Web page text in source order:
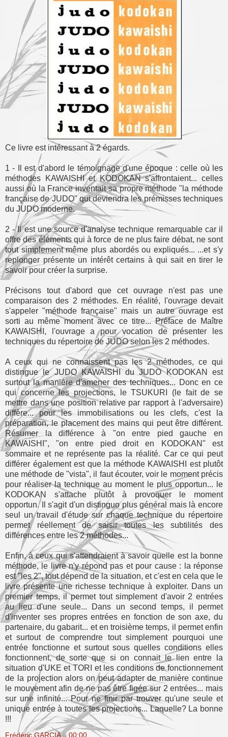
Ce livre est intéressant à 2 égards.
1 - Il est d'abord le témoignage d'une époque : celle où les
méthodes KAWAISHI et KODOKAN s'affrontaient... celles
aussi où la France inventait sa propre méthode "la méthode
française de JUDO" qui deviendra les prémisses techniques
du JUDO moderne.
2 - Il est une source d'analyse technique remarquable car il
offre des éléments qui à force de ne plus faire débat, ne sont
tout simplement même plus abordés ou expliqués... ...et s'y
replonger présente un intérêt certains à qui sait en tirer le
savoir pour créer la surprise.
Précisons tout d'abord que cet ouvrage n'est pas une
comparaison des 2 méthodes. En réalité, l'ouvrage devait
s'appeler "méthode française" mais un autre ouvrage est
sorti au même moment avec ce titre... Préface de Maître
KAWAISHI, l'ouvrage a pour vocation de présenter les
techniques du répertoire de JUDO selon les 2 méthodes.
A ceux qui ne connaissent pas les 2 méthodes, ce qui
distingue le JUDO KAWAISHI du JUDO KODOKAN est
surtout la manière d'amener des techniques... Donc en ce
qui concerne les projections, le TSUKURI (le fait de se
mettre dans une position relative par rapport à l'adversaire)
diffère... pour les immobilisations ou les clefs, c'est la
préparation, le placement des mains qui peut être différent.
Résumer la différence à "on entre pied gauche en
KAWAISHI", "on entre pied droit en KODOKAN" est
sommaire et ne représente pas la réalité. Car ce qui peut
différer également est que la méthode KAWAISHI est plutôt
une méthode de "vista", il faut écouter, voir le moment précis
pour réaliser la technique au moment le plus opportun... le
KODOKAN s'attache plutôt à provoquer le moment
opportun. Il s'agit d'un distinguo plus général mais là encore
seul un travail d'étude sur chaque technique du répertoire
permet réellement de saisir toutes les subtilités des
différences entre les 2 méthodes...
Enfin, à ceux qui s'attendraient à savoir quelle est la bonne
méthode, le livre n'y répond pas et pour cause : la réponse
est "les 2", tout dépend de la situation, et c'est en cela que le
livre présente une richesse technique à exploiter. Dans un
premier temps, il permet tout simplement d'avoir 2 entrées
au lieu d'une seule... Dans un second temps, il permet
d'inventer ses propres entrées en fonction de son axe, du
partenaire, du gabarit... et en troisième temps, il permet enfin
et surtout de comprendre tout simplement pourquoi une
entrée fonctionne et surtout sous quelles conditions elles
fonctionnent, de sorte que si on connait le lien entre la
situation d'UKE et TORI et les conditions de fonctionnement
de la projection alors on peut adapter de manière continue
le mouvement afin de ne pas être figée sur 2 entrées... mais
sur une infinité... Pour ne finir par trouver qu'une seule et
unique entrée à toutes les projections... Laquelle? La bonne
!!!
Frédéric GARCIA à00:00